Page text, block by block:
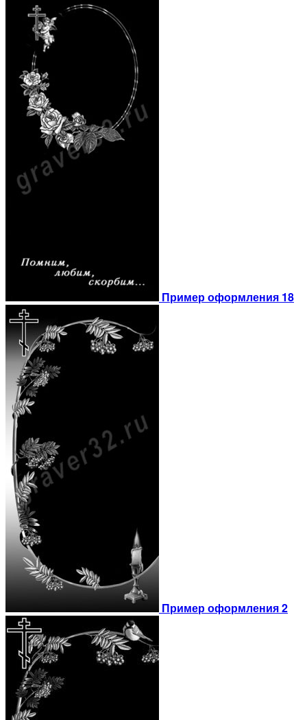
Пример оформления 18
Пример оформления 2